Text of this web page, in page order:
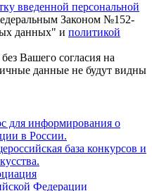
введенной персональной
Законом №152-
данных" и политикой
Вашего согласия на
данные не будут видны